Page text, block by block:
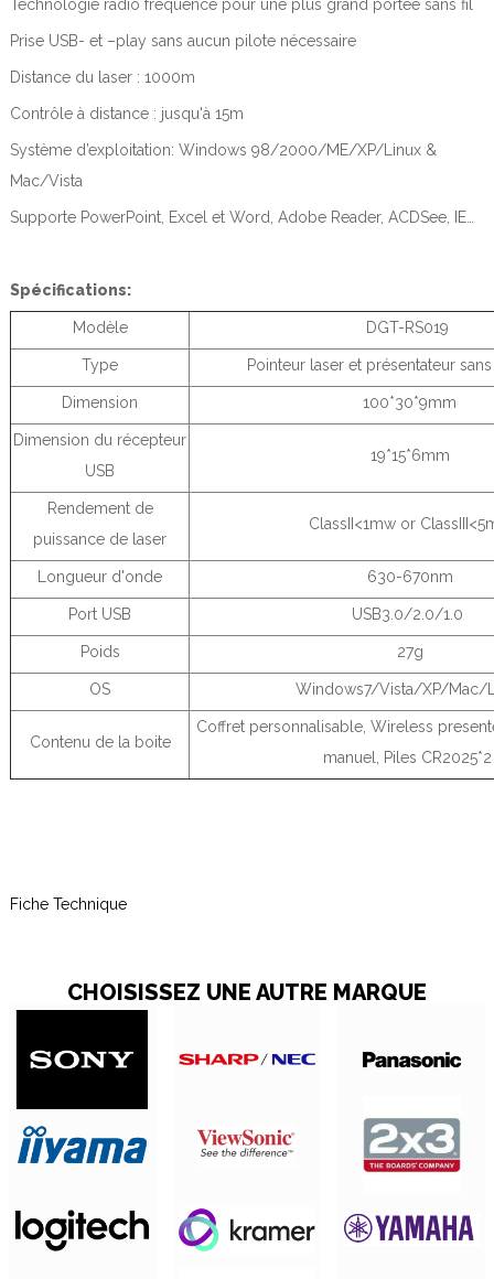
Technologie radio fréquence pour une plus grand portée sans fil
Prise USB- et –play sans aucun pilote nécessaire
Distance du laser : 1000m
Contrôle à distance : jusqu'à 15m
Système d’exploitation: Windows 98/2000/ME/XP/Linux &
Mac/Vista
Supporte PowerPoint, Excel et Word, Adobe Reader, ACDSee, IE…
Spécifications:
Modèle DGT-RS019
Type Pointeur laser et présentateur
Dimension 100*30*9mm
Dimension du récepteur
USB
19*15*6mm
Rendement de
puissance de laser
ClassII<1mw or
Longueur d'onde 630-670nm
Port USB USB3.0/2.0/1.0
Poids 27g
OS Windows7/Vista/XP/Mac/
Contenu de la boite
Coffret personnalisable, Wireless
manuel, Piles CR2025*2
Fiche Technique
CHOISISSEZ UNE AUTRE MARQUE